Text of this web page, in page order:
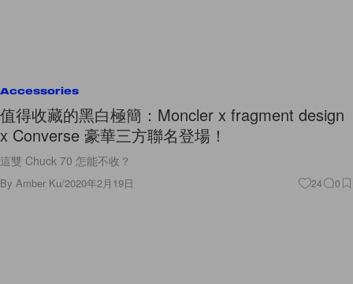
Accessories
值得收藏的黑白極簡：Moncler x fragment design
x Converse 豪華三方聯名登場！
這雙 Chuck 70 怎能不收？
By Amber Ku/2020年2月19日 24 0